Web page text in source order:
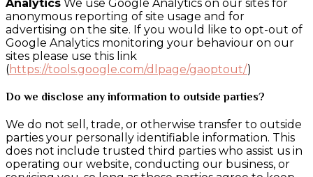
Analytics We use Google Analytics on our sites for
anonymous reporting of site usage and for
advertising on the site. If you would like to opt-out of
Google Analytics monitoring your behaviour on our
sites please use this link
(https://tools.google.com/dlpage/gaoptout/)
Do we disclose any information to outside parties?
We do not sell, trade, or otherwise transfer to outside
parties your personally identifiable information. This
does not include trusted third parties who assist us in
operating our website, conducting our business, or